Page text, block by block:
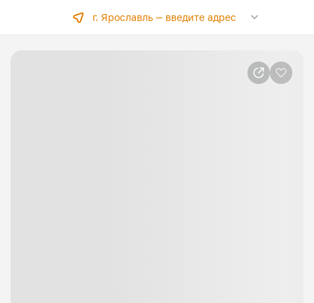
г. Ярославль —введите адрес